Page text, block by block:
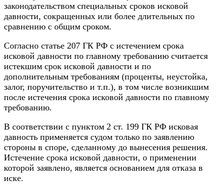
законодательством специальных сроков исковой
давности, сокращенных или более длительных по
сравнению с общим сроком.
Согласно статье 207 ГК РФ с истечением срока
исковой давности по главному требованию считается
истекшим срок исковой давности и по
дополнительным требованиям (проценты, неустойка,
залог, поручительство и т.п.), в том числе возникшим
после истечения срока исковой давности по главному
требованию.
В соответствии с пунктом 2 ст. 199 ГК РФ исковая
давность применяется судом только по заявлению
стороны в споре, сделанному до вынесения решения.
Истечение срока исковой давности, о применении
которой заявлено, является основанием для отказа в
иске.